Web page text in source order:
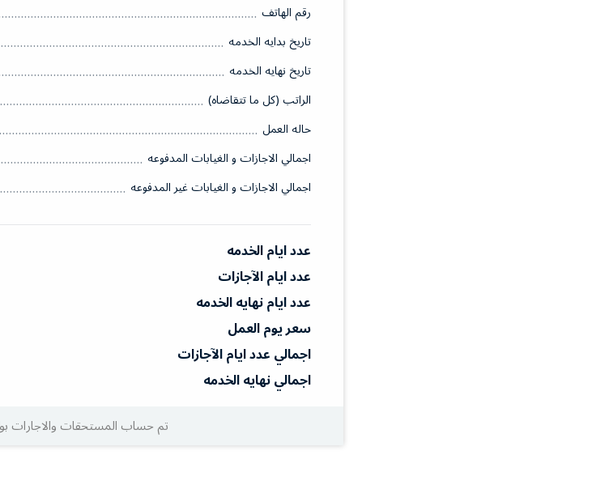
رقم الهاتف
تاريخ بدايه الخدمه
تاريخ نهايه الخدمه
الراتب (كل ما تتقاضاه)
حاله العمل
اجمالي الاجازات و الغيابات المدفوعه
اجمالي الاجازات و الغيابات غير المدفوعه
عدد ايام الخدمه
عدد ايام الآجازات
عدد ايام نهايه الخدمه
سعر يوم العمل
اجمالي عدد ايام الآجازات
اجمالي نهايه الخدمه
تم حساب المستحقات والاجارات